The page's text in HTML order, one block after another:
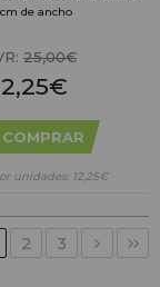
de ancho
25,00€
COMPRAR
unidades: 12,25€
2 3